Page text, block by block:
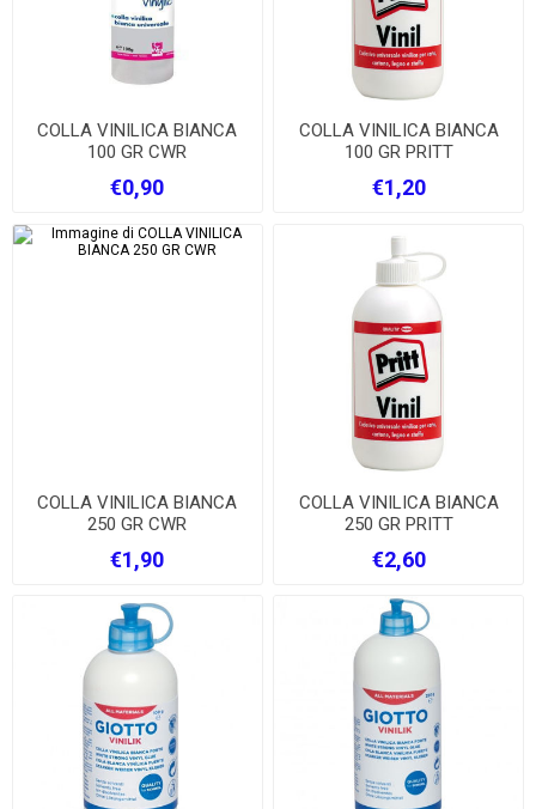
COLLA VINILICA BIANCA
100 GR CWR
€0,90
COLLA VINILICA BIANCA
100 GR PRITT
€1,20
COLLA VINILICA BIANCA
250 GR CWR
€1,90
COLLA VINILICA BIANCA
250 GR PRITT
€2,60